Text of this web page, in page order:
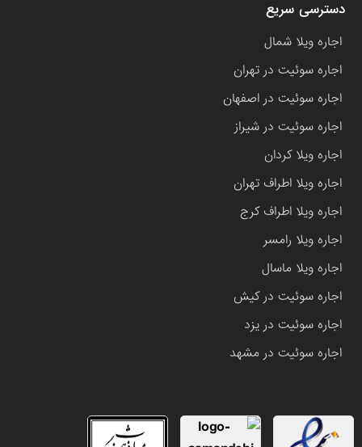
دسترسی سریع
اجاره ویلا شمال
اجاره سوئیت در تهران
اجاره سوئیت در اصفهان
اجاره سوئیت در شیراز
اجاره ویلا کردان
اجاره ویلا اطراف تهران
اجاره ویلا اطراف کرج
اجاره ویلا رامسر
اجاره ویلا ماسال
اجاره سوئیت در کیش
اجاره سوئیت در یزد
اجاره سوئیت در مشهد